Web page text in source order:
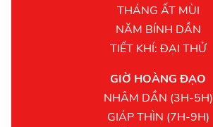
THÁNG ẤT MÙI
NĂM BÍNH DẦN
TIẾT KHÍ: ĐẠI THỬ
GIỜ HOÀNG ĐẠO
NHÂM DẦN (3H-5H)
GIÁP THÌN (7H-9H)